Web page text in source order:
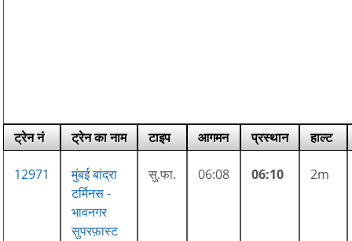
ट्रेन नं ट्रेन का नाम टाइप आगमन प्रस्थान हाल्ट
12971
मुंबई बांद्रा
टर्मिनस -
भावनगर
सुपरफ़ास्ट
सु.फा. 06:08 06:10 2m